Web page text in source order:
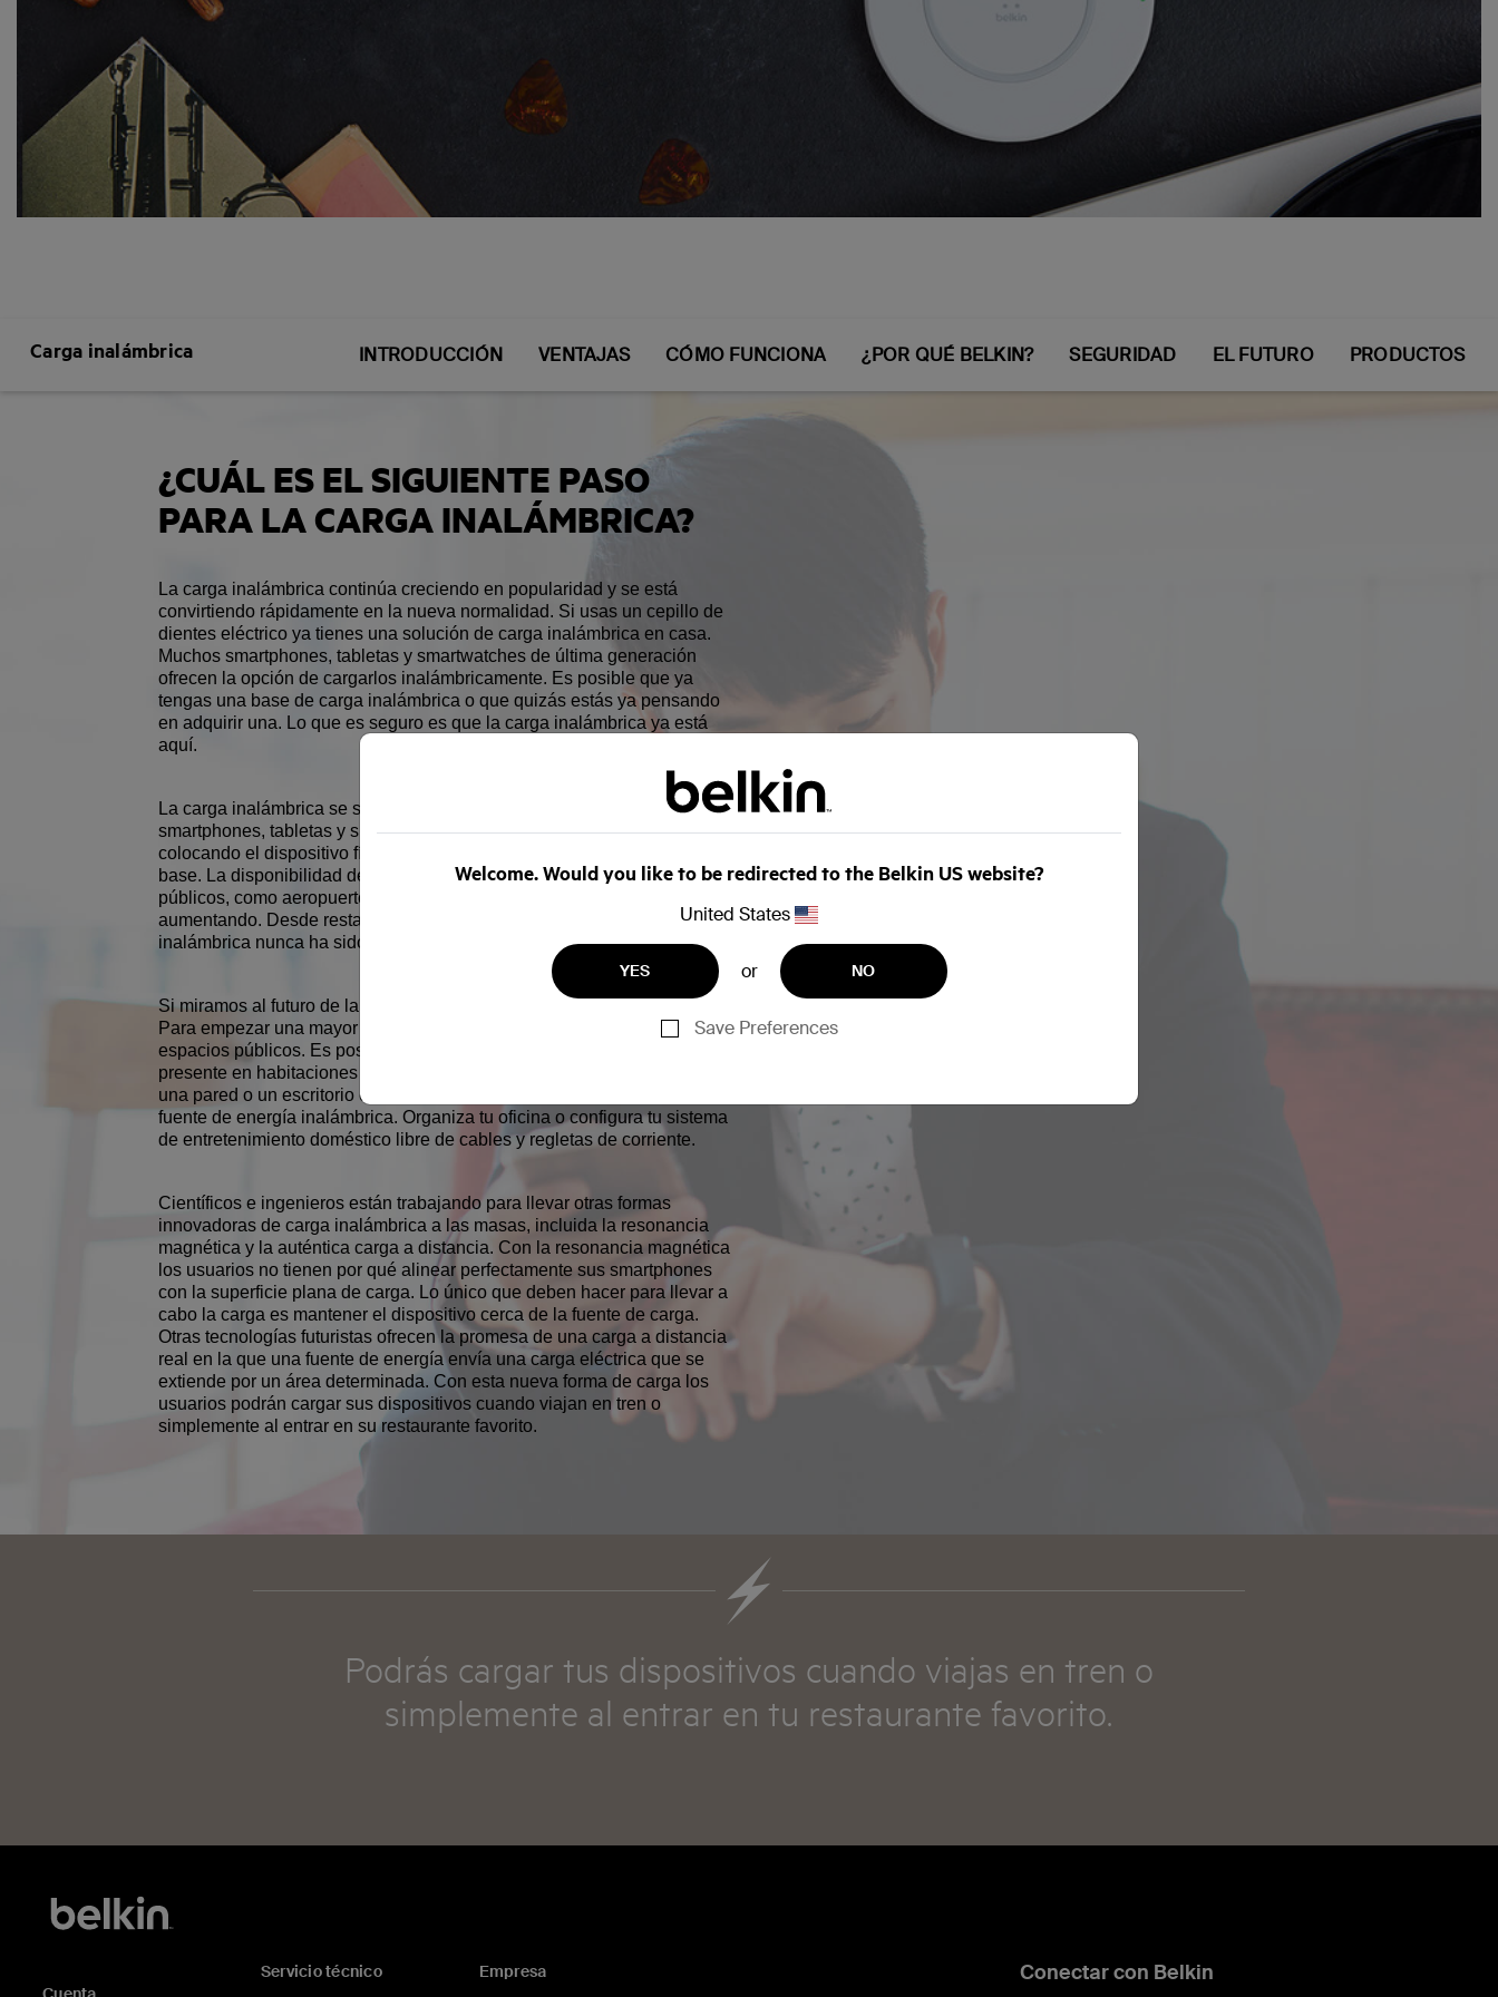
Carga inalámbrica INTRODUCCIÓN VENTAJAS CÓMO FUNCIONA ¿POR QUÉ BELKIN? SEGURIDAD EL FUTURO PRODUCTOS
¿CUÁL ES EL SIGUIENTE PASO
PARA LA CARGA INALÁMBRICA?
La carga inalámbrica continúa creciendo en popularidad y se está
convirtiendo rápidamente en la nueva normalidad. Si usas un cepillo de
dientes eléctrico ya tienes una solución de carga inalámbrica en casa.
Muchos smartphones, tabletas y smartwatches de última generación
ofrecen la opción de cargarlos inalámbricamente. Es posible que ya
tengas una base de carga inalámbrica o que quizás estás ya pensando
en adquirir una. Lo que es seguro es que la carga inalámbrica ya está
aquí.
La carga inalámbrica se suele utilizar más frecuentemente en
smartphones, tabletas y smartwatches que usan la carga inductiva,
colocando el dispositivo físicamente sobre la superficie de carga de la
base. La disponibilidad de este tipo de carga inductiva en lugares
públicos, como aeropuertos, universidades o restaurantes, está
aumentando. Desde restaurantes locales a Starbucks la corriente
inalámbrica nunca ha sido más accesible para los usuarios.
Si miramos al futuro de la carga inalámbrica ¿qué podemos esperar?
Para empezar una mayor proliferación del acceso a esta tecnología en
espacios públicos. Es posible que en breve la carga inalámbrica esté ya
presente en habitaciones y vestíbulos de hoteles o en vuelos. En casa,
una pared o un escritorio en su totalidad podrían convertirse en una
fuente de energía inalámbrica. Organiza tu oficina o configura tu sistema
de entretenimiento doméstico libre de cables y regletas de corriente.
Científicos e ingenieros están trabajando para llevar otras formas
innovadoras de carga inalámbrica a las masas, incluida la resonancia
magnética y la auténtica carga a distancia. Con la resonancia magnética
los usuarios no tienen por qué alinear perfectamente sus smartphones
con la superficie plana de carga. Lo único que deben hacer para llevar a
cabo la carga es mantener el dispositivo cerca de la fuente de carga.
Otras tecnologías futuristas ofrecen la promesa de una carga a distancia
real en la que una fuente de energía envía una carga eléctrica que se
extiende por un área determinada. Con esta nueva forma de carga los
usuarios podrán cargar sus dispositivos cuando viajan en tren o
simplemente al entrar en su restaurante favorito.
Podrás cargar tus dispositivos cuando viajas en tren o
simplemente al entrar en tu restaurante favorito.
Welcome. Would you like to be redirected to the Belkin US website?
United States
YES or NO
Save Preferences
Servicio técnico
Empresa
Conectar con Belkin